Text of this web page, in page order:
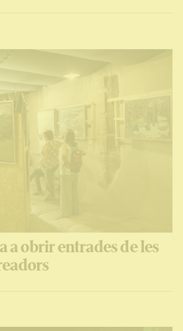
a obrir entrades de les